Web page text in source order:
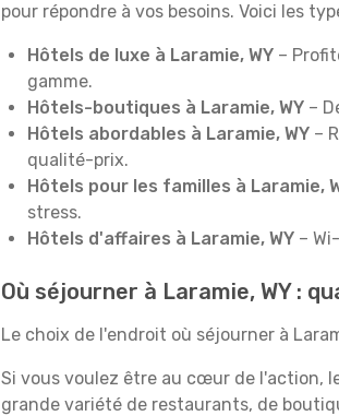
pour répondre à vos besoins. Voici les
Hôtels de luxe à Laramie, WY –
gamme.
Hôtels-boutiques à Laramie, WY –
Hôtels abordables à Laramie, WY –
qualité-prix.
Hôtels pour les familles à Laramie,
stress.
Hôtels d'affaires à Laramie, WY –
Où séjourner à Laramie, WY :
Le choix de l'endroit où séjourner à
Si vous voulez être au cœur de l'action,
grande variété de restaurants, de